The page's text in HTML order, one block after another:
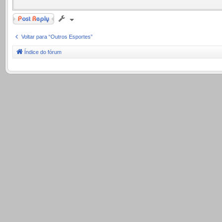
Responder
Voltar para “Outros Esportes”
Índice do fórum
.